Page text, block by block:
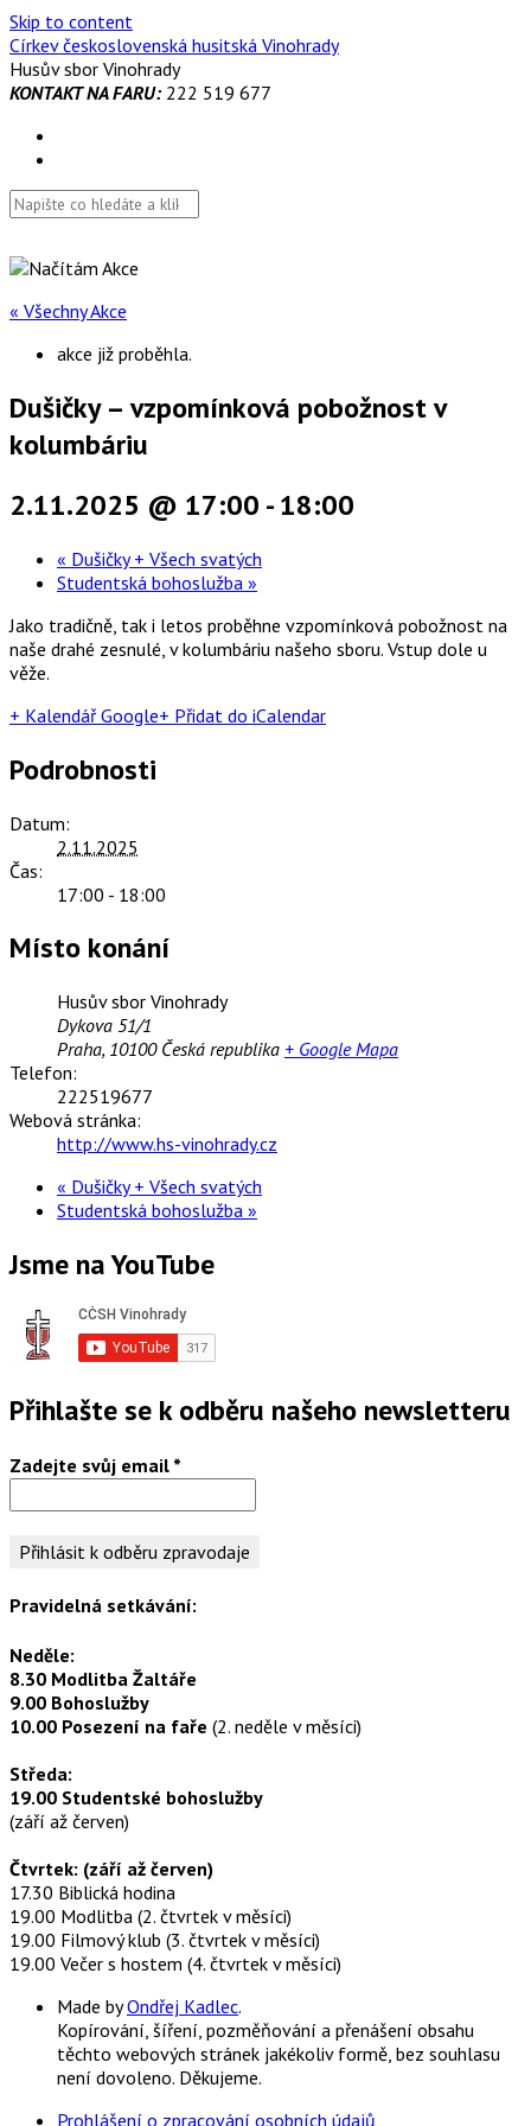
Skip to content
Církev československá husitská Vinohrady
Husův sbor Vinohrady
KONTAKT NA FARU:222 519 677
« Všechny Akce
akce již proběhla.
Dušičky – vzpomínková pobožnost v
kolumbáriu
2.11.2025 @ 17:00 -18:00
« Dušičky + Všech svatých
Studentská bohoslužba »
Jako tradičně, tak i letos proběhne vzpomínková pobožnost na
naše drahé zesnulé, v kolumbáriu našeho sboru. Vstup dole u
věže.
+ Kalendář Google+ Přidat do iCalendar
Podrobnosti
Datum:
2.11.2025
Čas:
17:00 - 18:00
Místo konání
Husův sbor Vinohrady
Dykova 51/1
Praha, 10100 Česká republika + Google Mapa
Telefon:
222519677
Webová stránka:
http://www.hs-vinohrady.cz
« Dušičky + Všech svatých
Studentská bohoslužba »
Jsme na YouTube
Přihlašte se k odběru našeho newsletteru
Zadejte svůj email *
Pravidelná setkávání:
Neděle:
8.30 Modlitba Žaltáře
9.00 Bohoslužby
10.00 Posezení na faře (2. neděle v měsíci)
Středa:
19.00 Studentské bohoslužby
(září až červen)
Čtvrtek: (září až červen)
17.30 Biblická hodina
19.00 Modlitba (2. čtvrtek v měsíci)
19.00 Filmový klub (3. čtvrtek v měsíci)
19.00 Večer s hostem (4. čtvrtek v měsíci)
Made byOndřej Kadlec.
Kopírování, šíření, pozměňování a přenášení obsahu
těchto webových stránek jakékoliv formě, bez souhlasu
není dovoleno. Děkujeme.
Prohlášení o zpracování osobních údajů